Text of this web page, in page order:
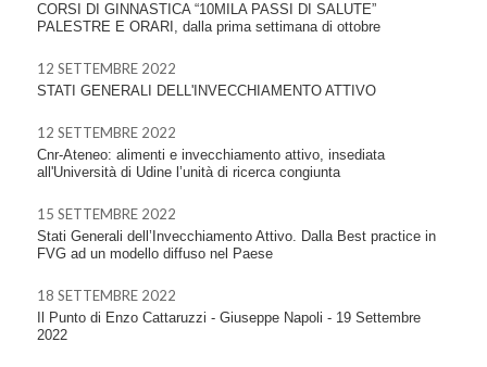
CORSI DI GINNASTICA “10MILA PASSI DI SALUTE”
PALESTRE E ORARI, dalla prima settimana di ottobre
12 SETTEMBRE 2022
STATI GENERALI DELL'INVECCHIAMENTO ATTIVO
12 SETTEMBRE 2022
Cnr-Ateneo: alimenti e invecchiamento attivo, insediata
all'Università di Udine l’unità di ricerca congiunta
15 SETTEMBRE 2022
Stati Generali dell’Invecchiamento Attivo. Dalla Best practice in
FVG ad un modello diffuso nel Paese
18 SETTEMBRE 2022
Il Punto di Enzo Cattaruzzi - Giuseppe Napoli - 19 Settembre
2022